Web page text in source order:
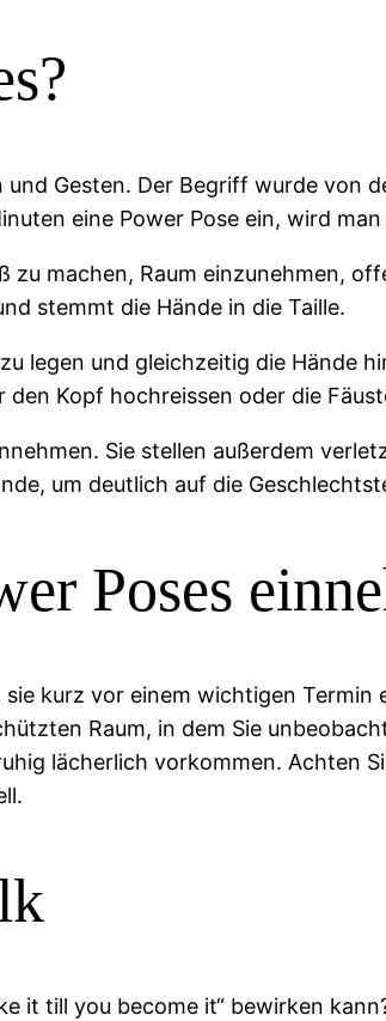
Gesten. Der Begriff wurde von
eine Power Pose ein, wird
zu machen, Raum einzunehmen,
stemmt die Hände in die Taille.
legen und gleichzeitig die Hände
Kopf hochreissen oder die
Sie stellen außerdem
um deutlich auf die
Poses
sie kurz vor einem wichtigen Termin
Raum, in dem Sie
lächerlich vorkommen. Achten
it till you become it“ bewirken